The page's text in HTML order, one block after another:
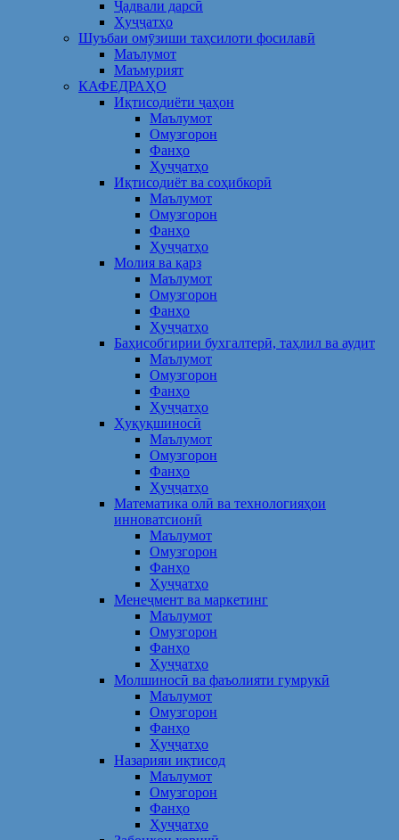
Ҷадвали дарсӣ
Ҳуҷҷатҳо
Шуъбаи омӯзиши таҳсилоти фосилавӣ
Маълумот
Маъмурият
КАФЕДРАҲО
Иқтисодиёти ҷаҳон
Маълумот
Омузгорон
Фанҳо
Ҳуҷҷатҳо
Иқтисодиёт ва соҳибкорӣ
Маълумот
Омузгорон
Фанҳо
Ҳуҷҷатҳо
Молия ва қарз
Маълумот
Омузгорон
Фанҳо
Ҳуҷҷатҳо
Баҳисобгирии бухгалтерӣ, таҳлил ва аудит
Маълумот
Омузгорон
Фанҳо
Ҳуҷҷатҳо
Ҳуқуқшиносӣ
Маълумот
Омузгорон
Фанҳо
Ҳуҷҷатҳо
Математика олӣ ва технологияҳои
инноватсионӣ
Маълумот
Омузгорон
Фанҳо
Ҳуҷҷатҳо
Менеҷмент ва маркетинг
Маълумот
Омузгорон
Фанҳо
Ҳуҷҷатҳо
Молшиносӣ ва фаъолияти гумрукӣ
Маълумот
Омузгорон
Фанҳо
Ҳуҷҷатҳо
Назарияи иқтисод
Маълумот
Омузгорон
Фанҳо
Ҳуҷҷатҳо